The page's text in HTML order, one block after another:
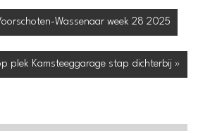
Wassenaar week 28 2025
plek Kamsteeggarage stap dichterbij »